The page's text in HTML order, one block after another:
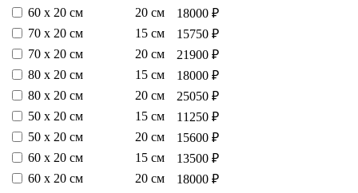
60 х 20 см
20 см
18000 ₽
70 х 20 см
15 см
15750 ₽
70 х 20 см
20 см
21900 ₽
80 х 20 см
15 см
18000 ₽
80 х 20 см
20 см
25050 ₽
50 х 20 см
15 см
11250 ₽
50 х 20 см
20 см
15600 ₽
60 х 20 см
15 см
13500 ₽
60 х 20 см
20 см
18000 ₽